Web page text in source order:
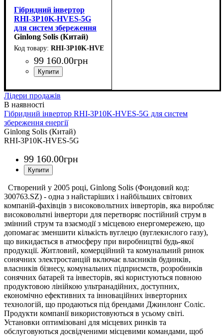
Гібридний інвертор
RHI-3P10K-HVES-5G
для систем збереження
енергії
Ginlong Solis (Китай)
RHI-3P10K-HVES-5G
99 160.00грн
200-850
Чистая синусоида
400В
Так
Лідери продажів
Гібридний інвертор RHI-3P10K-HVES-5G для систем
збереження енергії
Ginlong Solis (Китай)
RHI-3P10K-HVES-5G
99 160.00грн
Створений у 2005 році, Ginlong Solis (Фондовий код:
300763.SZ) - одна з найстаріших і найбільших світових
компанiй-фахівців з високовольтних інверторiв, яка виробляє
високовольтнi інвертори для перетворяє постійний струм в
змінний струм та взаємодії з місцевою енергомережею, що
допомагає зменшити кількість вуглецю (вуглекислого газу),
що викидається в атмосферу при виробництві будь-якої
продукції. Житловий, комерційний та комунальний ринок
сонячних электростанцiй включає власників будинків,
власників бізнесу, комунальних підприємств, розробників
сонячних батарей та інвесторів, які користуються повною
продуктовою лінійкою ультранадійних, доступних,
економічно ефективних та інноваційних інверторних
технологій, що продаються під брендами Джинлонг Солiс.
Продукти компанії використовуються в усьому світі.
Установки оптимізовані для місцевих ринків та
обслуговуються досвідченими місцевими командами, щоб